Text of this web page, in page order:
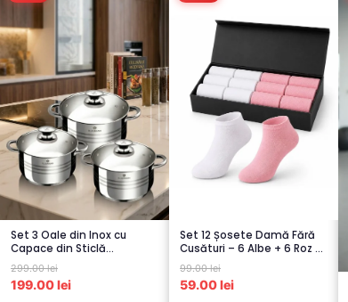
Set 3 Oale din Inox cu
Capace din Sticlă
Termorezistent...
299.00 lei
199.00 lei
Set 12 Șosete Damă Fără
Cusături – 6 Albe + 6 Roz –
Scu...
99.00 lei
59.00 lei